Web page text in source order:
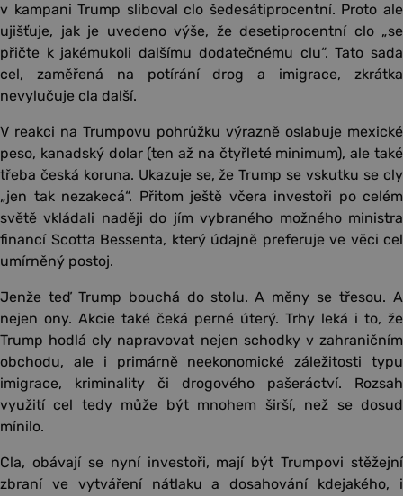
v kampani Trump sliboval clo šedesátiprocentní. Proto ale
ujišťuje, jak je uvedeno výše, že desetiprocentní clo „se
přičte k jakémukoli dalšímu dodatečnému clu“. Tato sada
cel, zaměřená na potírání drog a imigrace, zkrátka
nevylučuje cla další.
V reakci na Trumpovu pohrůžku výrazně oslabuje mexické
peso, kanadský dolar (ten až na čtyřleté minimum), ale také
třeba česká koruna. Ukazuje se, že Trump se vskutku se cly
„jen tak nezakecá“. Přitom ještě včera investoři po celém
světě vkládali naději do jím vybraného možného ministra
financí Scotta Bessenta, který údajně preferuje ve věci cel
umírněný postoj.
Jenže teď Trump bouchá do stolu. A měny se třesou. A
nejen ony. Akcie také čeká perné úterý. Trhy leká i to, že
Trump hodlá cly napravovat nejen schodky v zahraničním
obchodu, ale i primárně neekonomické záležitosti typu
imigrace, kriminality či drogového pašeráctví. Rozsah
využití cel tedy může být mnohem širší, než se dosud
mínilo.
Cla, obávají se nyní investoři, mají být Trumpovi stěžejní
zbraní ve vytváření nátlaku a dosahování kdejakého, i